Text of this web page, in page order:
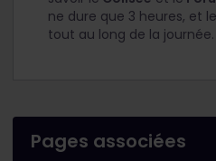
ne dure que 3 heures, et
tout au long de la journée.
Pages associées